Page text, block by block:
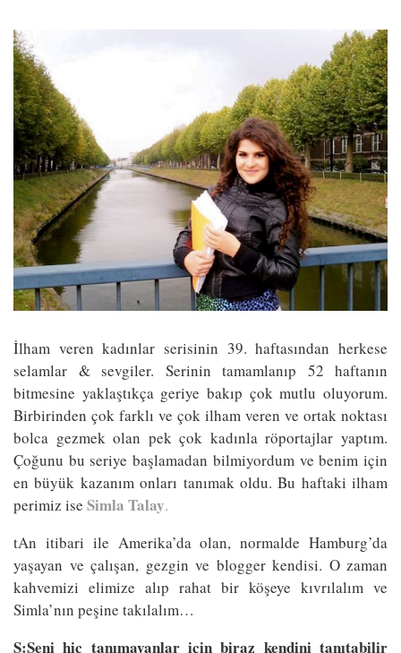
İlham veren kadınlar serisinin 39. haftasından herkese
selamlar & sevgiler. Serinin tamamlanıp 52 haftanın
bitmesine yaklaştıkça geriye bakıp çok mutlu oluyorum.
Birbirinden çok farklı ve çok ilham veren ve ortak noktası
bolca gezmek olan pek çok kadınla röportajlar yaptım.
Çoğunu bu seriye başlamadan bilmiyordum ve benim için
en büyük kazanım onları tanımak oldu. Bu haftaki ilham
perimiz ise Simla Talay.
tAn itibari ile Amerika’da olan, normalde Hamburg’da
yaşayan ve çalışan, gezgin ve blogger kendisi. O zaman
kahvemizi elimize alıp rahat bir köşeye kıvrılalım ve
Simla’nın peşine takılalım…
S:Seni hiç tanımayanlar için biraz kendini tanıtabilir